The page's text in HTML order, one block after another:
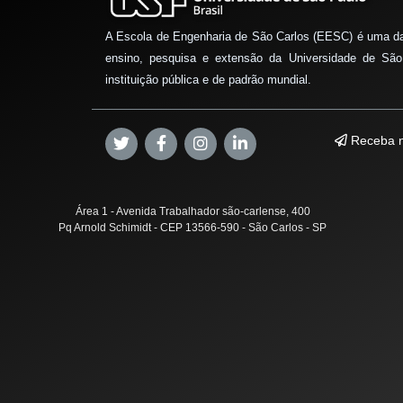
A Escola de Engenharia de São Carlos (EESC) é uma
ensino, pesquisa e extensão da Universidade de
instituição pública e de padrão mundial.
Receba
Área 1 - Avenida Trabalhador são-carlense, 400
Pq Arnold Schimidt - CEP 13566-590 - São Carlos - SP